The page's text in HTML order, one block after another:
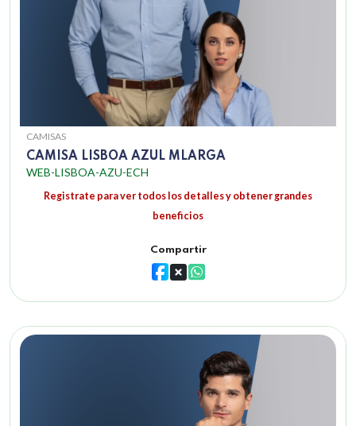
CAMISAS
CAMISA LISBOA AZUL MLARGA
WEB-LISBOA-AZU-ECH
Registrate para ver todos los detalles y obtener grandes
beneficios
Compartir